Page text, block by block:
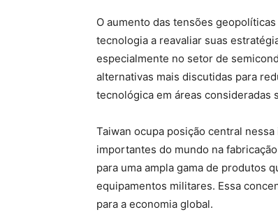
O aumento das tensões
tecnologia a reavaliar suas
especialmente no setor de
alternativas mais discutidas para
tecnológica em áreas
Taiwan ocupa posição central
importantes do mundo na
para uma ampla gama de produtos
equipamentos militares. Essa
para a economia global.